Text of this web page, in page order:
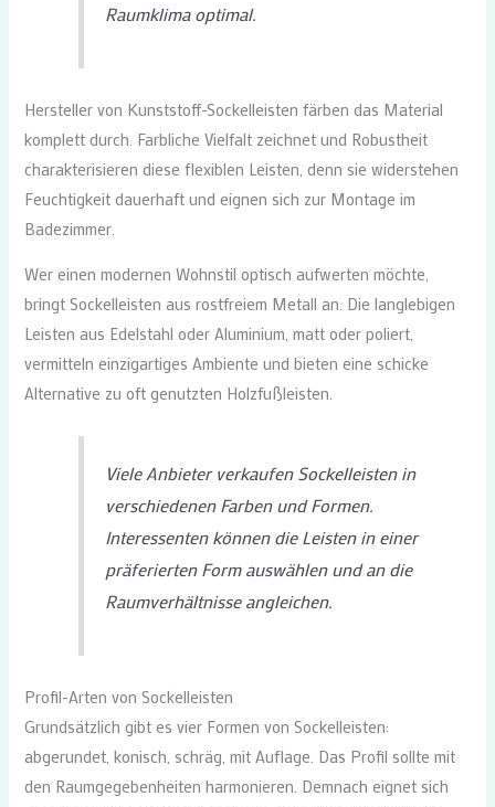
Raumklima optimal.
Hersteller von Kunststoff-Sockelleisten färben das Material
komplett durch. Farbliche Vielfalt zeichnet und Robustheit
charakterisieren diese flexiblen Leisten, denn sie widerstehen
Feuchtigkeit dauerhaft und eignen sich zur Montage im
Badezimmer.
Wer einen modernen Wohnstil optisch aufwerten möchte,
bringt Sockelleisten aus rostfreiem Metall an. Die langlebigen
Leisten aus Edelstahl oder Aluminium, matt oder poliert,
vermitteln einzigartiges Ambiente und bieten eine schicke
Alternative zu oft genutzten Holzfußleisten.
Viele Anbieter verkaufen Sockelleisten in
verschiedenen Farben und Formen.
Interessenten können die Leisten in einer
präferierten Form auswählen und an die
Raumverhältnisse angleichen.
Profil-Arten von Sockelleisten
Grundsätzlich gibt es vier Formen von Sockelleisten:
abgerundet, konisch, schräg, mit Auflage. Das Profil sollte mit
den Raumgegebenheiten harmonieren. Demnach eignet sich